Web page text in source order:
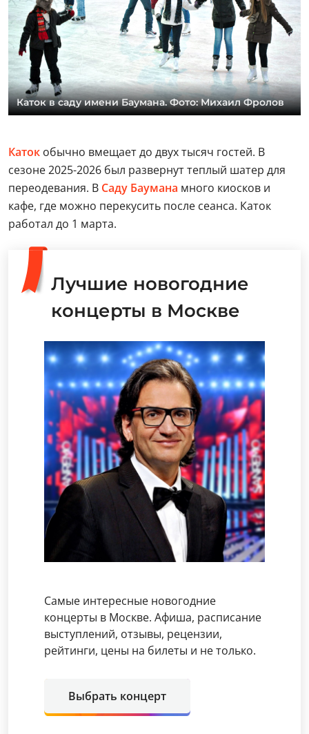
Каток в саду имени Баумана. Фото: Михаил Фролов
Каток обычно вмещает до двух тысяч гостей. В
сезоне 2025-2026 был развернут теплый шатер для
переодевания. В Саду Баумана много киосков и
кафе, где можно перекусить после сеанса. Каток
работал до 1 марта.
Лучшие новогодние
концерты в Москве
Самые интересные новогодние
концерты в Москве. Афиша, расписание
выступлений, отзывы, рецензии,
рейтинги, цены на билеты и не только.
Выбрать концерт